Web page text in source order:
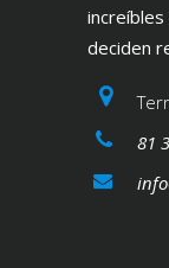
deciden
81